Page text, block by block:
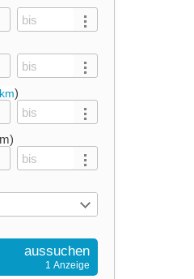
km)
aussuchen
1 Anzeige